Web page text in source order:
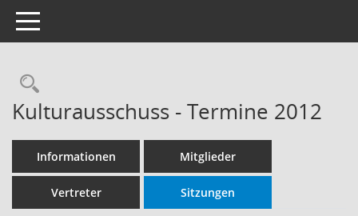
Toggle navigation
Rechercheauswahl
Kulturausschuss - Termine 2012
Informationen Mitglieder
Vertreter Sitzungen